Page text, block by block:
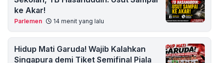
ke Akar!
Parlemen 14 menit yang lalu
Hidup Mati Garuda! Wajib Kalahkan
Singapura demi Tiket Semifinal Piala